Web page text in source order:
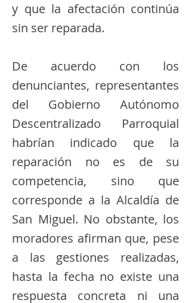
y que la afectación continúa
sin ser reparada.
De acuerdo con los
denunciantes, representantes
del Gobierno Autónomo
Descentralizado Parroquial
habrían indicado que la
reparación no es de su
competencia, sino que
corresponde a la Alcaldía de
San Miguel. No obstante, los
moradores afirman que, pese
a las gestiones realizadas,
hasta la fecha no existe una
respuesta concreta ni una